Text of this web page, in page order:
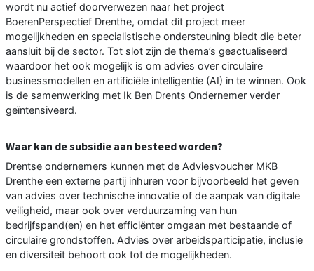
wordt nu actief doorverwezen naar het project
BoerenPerspectief Drenthe, omdat dit project meer
mogelijkheden en specialistische ondersteuning biedt die beter
aansluit bij de sector. Tot slot zijn de thema’s geactualiseerd
waardoor het ook mogelijk is om advies over circulaire
businessmodellen en artificiële intelligentie (AI) in te winnen. Ook
is de samenwerking met Ik Ben Drents Ondernemer verder
geïntensiveerd.
Waar kan de subsidie aan besteed worden?
Drentse ondernemers kunnen met de Adviesvoucher MKB
Drenthe een externe partij inhuren voor bijvoorbeeld het geven
van advies over technische innovatie of de aanpak van digitale
veiligheid, maar ook over verduurzaming van hun
bedrijfspand(en) en het efficiënter omgaan met bestaande of
circulaire grondstoffen. Advies over arbeidsparticipatie, inclusie
en diversiteit behoort ook tot de mogelijkheden.